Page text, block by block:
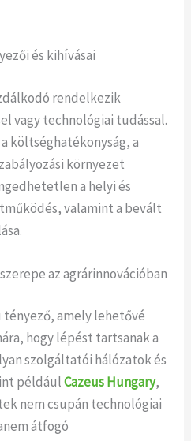
és kihívásai
rendelkezik
vagy technológiai tudással.
költséghatékonyság, a
környezet
a helyi és
valamint a bevált
az agrárinnovációban
amely lehetővé
hogy lépést tartsanak a
szolgáltatói hálózatok és
példáulCazeus Hungary,
nem csupán technológiai
átfogó